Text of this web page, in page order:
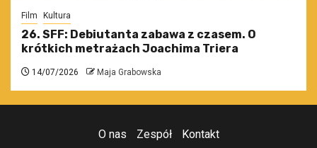
Film Kultura
26. SFF: Debiutanta zabawa z czasem. O
krótkich metrażach Joachima Triera
14/07/2026 Maja Grabowska
O nas Zespół Kontakt